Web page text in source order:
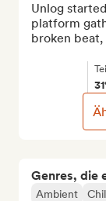
Genres, die
Ambient
Unlog
platform
broken